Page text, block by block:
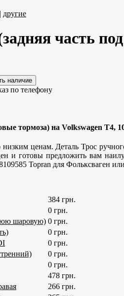
| другие
часть
по телефону
тормоза) на Volkswagen T4,
ценам. Деталь Трос
и готовы предложить вам
Topran для Фольксваген
384 грн.
0 грн.
шаровую) 0 грн.
0 грн.
0 грн.
0 грн.
0 грн.
478 грн.
266 грн.